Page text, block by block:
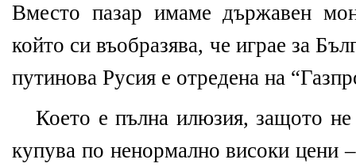
Вместо пазар имаме държавен
който си въобразява, че играе за
путинова Русия е отредена на
Което е пълна илюзия, защото не
купува по ненормално високи цени